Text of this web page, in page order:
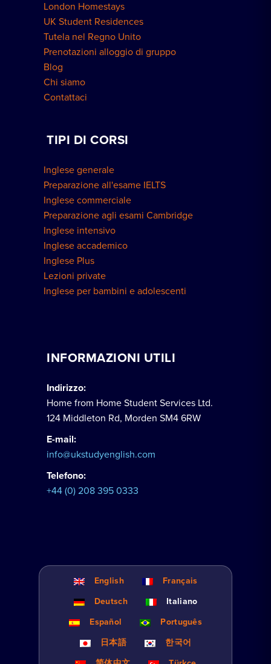
London Homestays
UK Student Residences
Tutela nel Regno Unito
Prenotazioni alloggio di gruppo
Blog
Chi siamo
Contattaci
TIPI DI CORSI
Inglese generale
Preparazione all'esame IELTS
Inglese commerciale
Preparazione agli esami Cambridge
Inglese intensivo
Inglese accademico
Inglese Plus
Lezioni private
Inglese per bambini e adolescenti
INFORMAZIONI UTILI
Indirizzo:
Home from Home Student Services Ltd.
124 Middleton Rd, Morden SM4 6RW
E-mail:
info@ukstudyenglish.com
Telefono:
+44 (0) 208 395 0333
English
Français
Deutsch
Italiano
Español
Português
日本語
한국어